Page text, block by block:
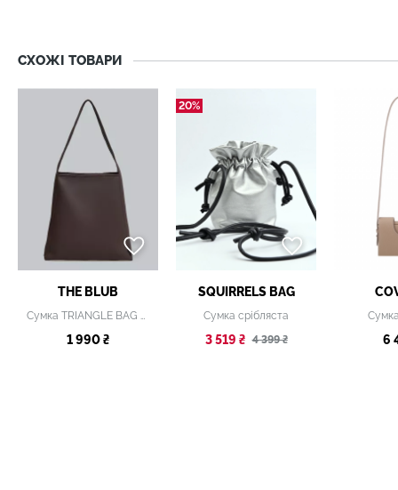
СХОЖІ ТОВАРИ
THE BLUB
Сумка TRIANGLE BAG MINI темно-коричнева
1 990 ₴
20%
SQUIRRELS BAG
Сумка срібляста
3 519 ₴ 4 399 ₴ 6